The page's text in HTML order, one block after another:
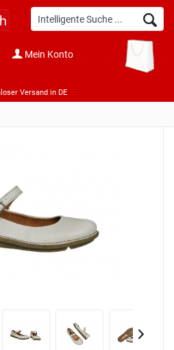
Versand in DE
Mein Konto